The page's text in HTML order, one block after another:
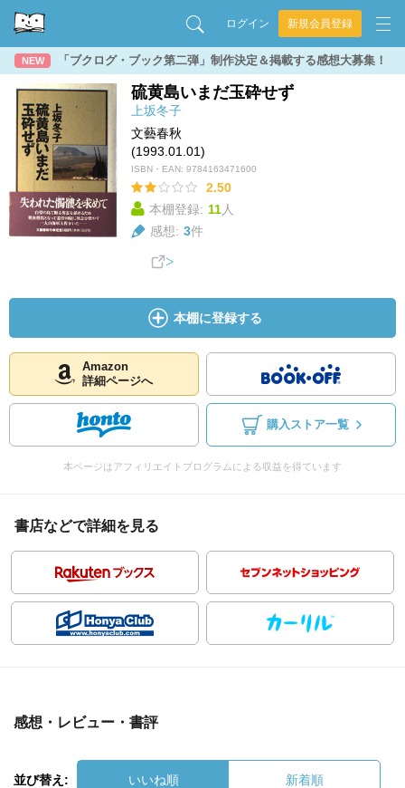
ログイン 新規会員登録
NEW 「ブクログ・ブック第二弾」制作決定＆掲載する感想大募集！
硫黄島いまだ玉砕せず
上坂冬子
文藝春秋
(1993.01.01)
ISBN・EAN: 9784163471600
2.50
本棚登録: 11人
感想: 3件
本棚に登録する
Amazon
詳細ページへ
購入ストア一覧
本ページはアフィリエイトプログラムによる収益を得ています
書店などで詳細を見る
感想・レビュー・書評
並び替え: いいね順 新着順